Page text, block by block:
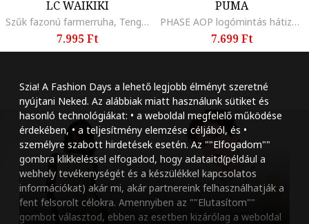
Szia! A Fashion Days a lehető legjobb élményt szeretné
nyújtani Neked. Az alábbiak miatt használunk sütiket és
hasonló technológiákat: • a weboldal megfelelő működése
érdekében, • a teljesítmény elemzése céljából, és •
személyre szabott hirdetések esetén. Az ""Elfogadom""
gombra klikkeléssel elfogadod, hogy adataitd(például a
webhely tevékenységét és a készülékkel kapcsolatos
információkat) akár mi, akár partnereink felhasználhatják a
fent felsorolt célokra. Amennyiben az ""Elutasítom""
gombot választod, ebben az esetben kizárólag a weboldal
LC WAIKIKI
Szűk fazonú farmerruha, Tengerészkék
7.995 Ft
PUMA
PHASE AOP logómintás hátizsák, Fehér/Csontszín/Pasztellrózsaszín
7.699 Ft
Szöveg méretének
Szóköz növelése
Szóköz csökkentése
Sortávolság
Sortávolság